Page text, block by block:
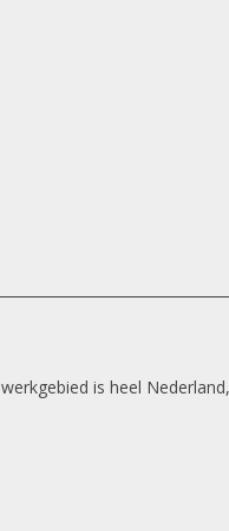
is heel